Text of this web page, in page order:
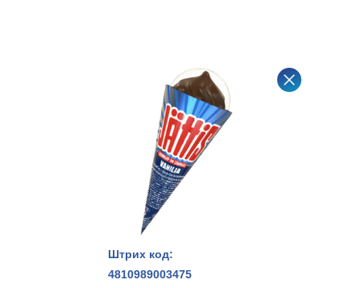
Штрих код:
4810989003475